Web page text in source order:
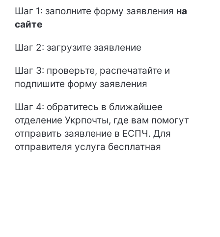
Шаг 1: заполните форму заявления на
сайте
Шаг 2: загрузите заявление
Шаг 3: проверьте, распечатайте и
подпишите форму заявления
Шаг 4: обратитесь в ближайшее
отделение Укрпочты, где вам помогут
отправить заявление в ЕСПЧ. Для
отправителя услуга бесплатная